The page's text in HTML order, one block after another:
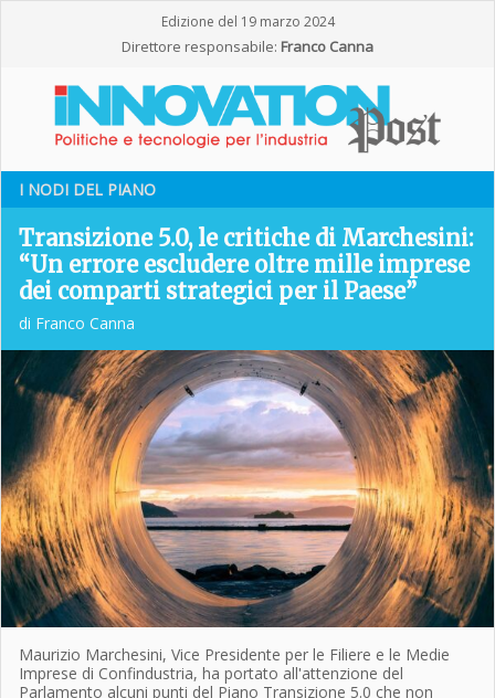
Edizione del 19 marzo 2024
Direttore responsabile: Franco Canna
I NODI DEL PIANO
Transizione 5.0, le critiche di Marchesini:
“Un errore escludere oltre mille imprese
dei comparti strategici per il Paese”
di Franco Canna
Maurizio Marchesini, Vice Presidente per le Filiere e le Medie
Imprese di Confindustria, ha portato all'attenzione del
Parlamento alcuni punti del Piano Transizione 5.0 che non